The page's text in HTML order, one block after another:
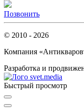
Позвонить
© 2010 - 2026
Компания
Разработка и
Быстрый просмотр